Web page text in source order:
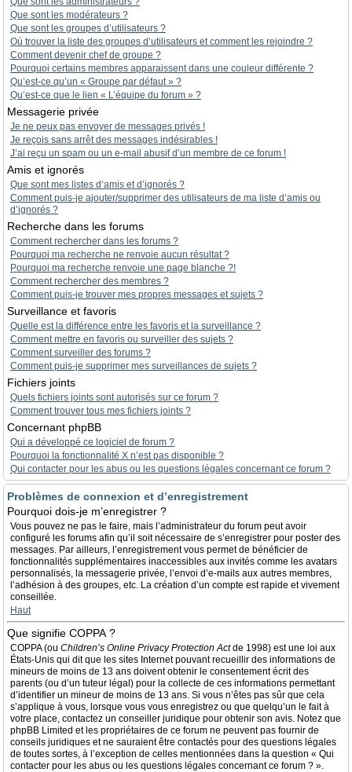
Que sont les modérateurs ?
Que sont les groupes d’utilisateurs ?
Où trouver la liste des groupes d’utilisateurs et comment les rejoindre ?
Comment devenir chef de groupe ?
Pourquoi certains membres apparaissent dans une couleur différente ?
Qu’est-ce qu’un « Groupe par défaut » ?
Qu’est-ce que le lien « L’équipe du forum » ?
Messagerie privée
Je ne peux pas envoyer de messages privés !
Je reçois sans arrêt des messages indésirables !
J’ai reçu un spam ou un e-mail abusif d’un membre de ce forum !
Amis et ignorés
Que sont mes listes d’amis et d’ignorés ?
Comment puis-je ajouter/supprimer des utilisateurs de ma liste d’amis ou
d’ignorés ?
Recherche dans les forums
Comment rechercher dans les forums ?
Pourquoi ma recherche ne renvoie aucun résultat ?
Pourquoi ma recherche renvoie une page blanche ?!
Comment rechercher des membres ?
Comment puis-je trouver mes propres messages et sujets ?
Surveillance et favoris
Quelle est la différence entre les favoris et la surveillance ?
Comment mettre en favoris ou surveiller des sujets ?
Comment surveiller des forums ?
Comment puis-je supprimer mes surveillances de sujets ?
Fichiers joints
Quels fichiers joints sont autorisés sur ce forum ?
Comment trouver tous mes fichiers joints ?
Concernant phpBB
Qui a développé ce logiciel de forum ?
Pourquoi la fonctionnalité X n’est pas disponible ?
Qui contacter pour les abus ou les questions légales concernant ce forum ?
Problèmes de connexion et d’enregistrement
Pourquoi dois-je m’enregistrer ?
Vous pouvez ne pas le faire, mais l’administrateur du forum peut avoir
configuré les forums afin qu’il soit nécessaire de s’enregistrer pour poster des
messages. Par ailleurs, l’enregistrement vous permet de bénéficier de
fonctionnalités supplémentaires inaccessibles aux invités comme les avatars
personnalisés, la messagerie privée, l’envoi d’e-mails aux autres membres,
l’adhésion à des groupes, etc. La création d’un compte est rapide et vivement
conseillée.
Haut
Que signifie COPPA ?
COPPA (ou Children’s Online Privacy Protection Actde 1998) est une loi aux
États-Unis qui dit que les sites Internet pouvant recueillir des informations de
mineurs de moins de 13 ans doivent obtenir le consentement écrit des
parents (ou d’un tuteur légal) pour la collecte de ces informations permettant
d’identifier un mineur de moins de 13 ans. Si vous n’êtes pas sûr que cela
s’applique à vous, lorsque vous vous enregistrez ou que quelqu’un le fait à
votre place, contactez un conseiller juridique pour obtenir son avis. Notez que
phpBB Limited et les propriétaires de ce forum ne peuvent pas fournir de
conseils juridiques et ne sauraient être contactés pour des questions légales
de toutes sortes, à l’exception de celles mentionnées dans la question « Qui
contacter pour les abus ou les questions légales concernant ce forum ? ».